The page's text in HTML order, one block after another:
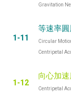
Gravitation
1-11
等速率
Circular
Centripetal
1-12
向心加
Centripetal